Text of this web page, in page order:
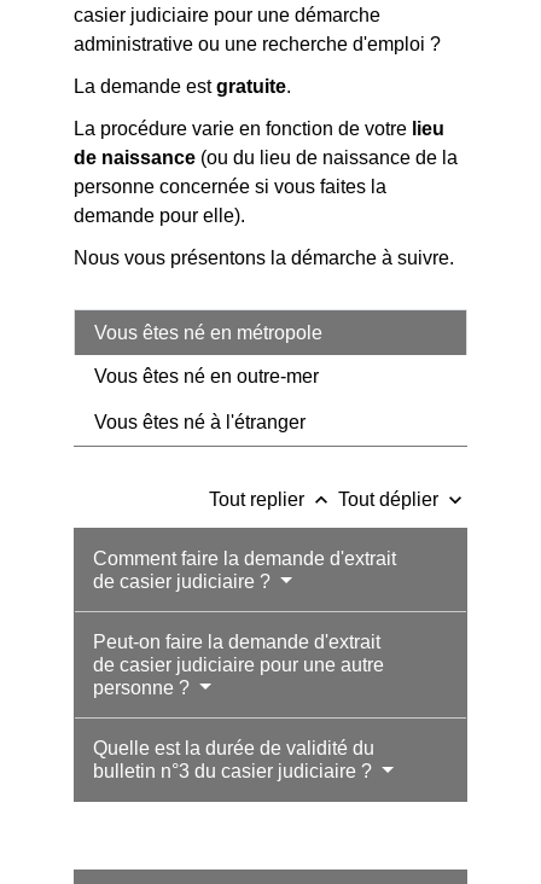
casier judiciaire pour une démarche
administrative ou une recherche d'emploi ?
La demande estgratuite.
La procédure varie en fonction de votre lieu
de naissance (ou du lieu de naissance de la
personne concernée si vous faites la
demande pour elle).
Nous vous présentons la démarche à suivre.
Vous êtes né en métropole
Vous êtes né en outre-mer
Vous êtes né à l'étranger
Tout replier keyboard_arrow_up Tout déplier keyboard_arrow_down
Comment faire la demande d'extrait
de casier judiciaire ?
Peut-on faire la demande d'extrait
de casier judiciaire pour une autre
personne ?
Quelle est la durée de validité du
bulletin n°3 du casier judiciaire ?